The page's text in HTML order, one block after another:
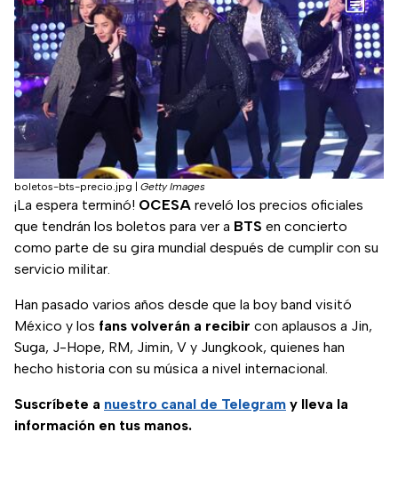
boletos-bts-precio.jpg Getty Images
¡La espera terminó! OCESA reveló los precios oficiales
que tendrán los boletos para ver a BTS en concierto
como parte de su gira mundial después de cumplir con su
servicio militar.
Han pasado varios años desde que la boy band visitó
México y los fans volverán a recibir con aplausos a Jin,
Suga, J-Hope, RM, Jimin, V y Jungkook, quienes han
hecho historia con su música a nivel internacional.
Suscríbete a nuestro canal de Telegram y lleva la
información en tus manos.